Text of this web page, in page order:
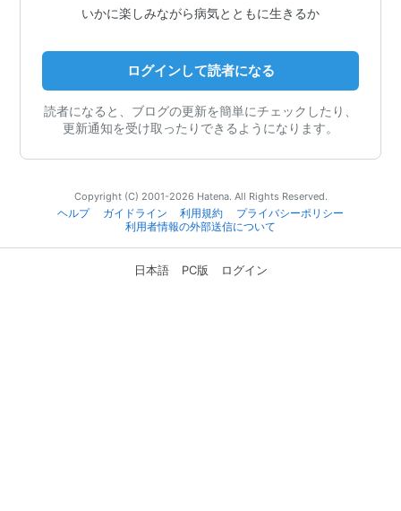
いかに楽しみながら病気とともに生きるか
ログインして読者になる
読者になると、ブログの更新を簡単にチェックしたり、
更新通知を受け取ったりできるようになります。
Copyright (C) 2001-2026 Hatena. All Rights Reserved.
ヘルプ
ガイドライン 利用規約
プライバシーポリシー
利用者情報の外部送信について
日本語 PC版 ログイン